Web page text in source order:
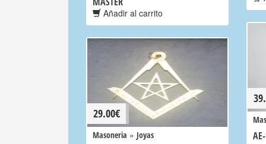
Añadir al carrito
29.00€
Masoneria » Joyas